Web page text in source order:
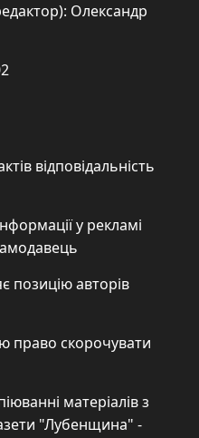
Олександр
відповідальність
у рекламі
позицію авторів
право скорочувати
матеріалів з
"Лубенщина" -